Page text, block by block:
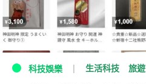
科技娛樂 生活科技 旅遊